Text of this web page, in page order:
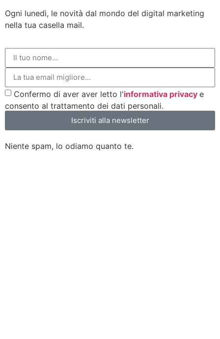
Ogni lunedì, le novità dal mondo del digital marketing
nella tua casella mail.
Confermo di aver aver letto l'informativa privacy e
consento al trattamento dei dati personali.
Iscriviti alla newsletter
Niente spam, lo odiamo quanto te.